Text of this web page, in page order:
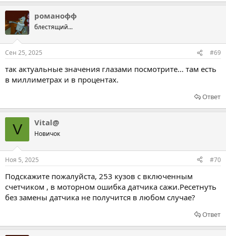
романофф
блестящий...
Сен 25, 2025 #69
так актуальные значения глазами посмотрите... там есть
в миллиметрах и в процентах.
Ответ
V Vital@
Новичок
Ноя 5, 2025 #70
Подскажите пожалуйста, 253 кузов с включенным
счетчиком , в моторном ошибка датчика сажи.Ресетнуть
без замены датчика не получится в любом случае?
Ответ